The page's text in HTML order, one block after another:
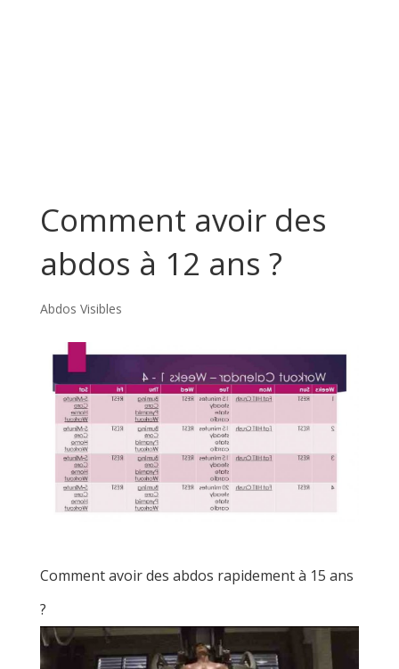
Comment avoir des
abdos à 12 ans ?
Abdos Visibles
Comment avoir des abdos rapidement à 15 ans
?